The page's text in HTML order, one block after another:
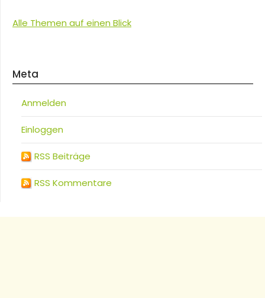
Alle Themen auf einen Blick
Meta
Anmelden
Einloggen
RSS Beiträge
RSS Kommentare